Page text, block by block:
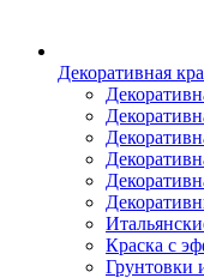
Декоративная
Краска с
Грунтовки